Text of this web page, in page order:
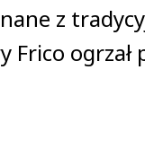
z
ogrzał